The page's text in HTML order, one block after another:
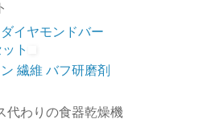
イヤモンドバー
ト
繊維 バフ研磨剤
代わりの食器乾燥機